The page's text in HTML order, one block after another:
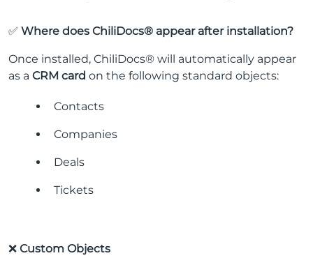
✅ Where does ChiliDocs® appear after installation?
Once installed, ChiliDocs® will automatically appear
as a CRM card on the following standard objects:
Contacts
Companies
Deals
Tickets
❌ Custom Objects